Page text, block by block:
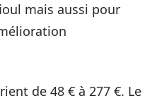
mais aussi pour
de 48 € à 277 €. Le